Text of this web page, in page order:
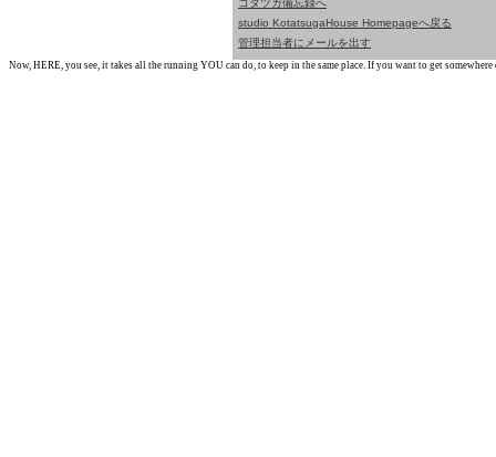
コタツガ備忘録へ
studio KotatsugaHouse Homepageへ戻る
管理担当者にメールを出す
Now, HERE, you see, it takes all the running YOU can do, to keep in the same place. If you want to get